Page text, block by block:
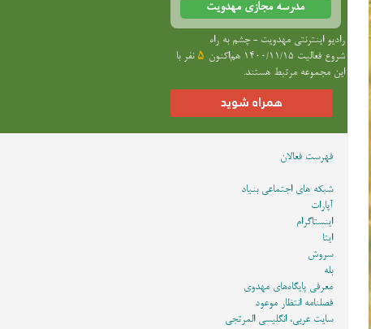
مدرسه مجازی مهدویت
رادیو اینترنتی مهدویت - چشم به راه
شروع فعالیت 1400/11/15 هم‌اکنون
5 نفر با
این مجموعه مرتبط هستند.
همراه شوید
فهرست فعالان
شبکه های اجتماعی بنیاد
آپارات
اینستاگرام
ایتا
سروش
بله
معرفی پایگاه‌های مهدوی
فصلنامه انتظار موعود
سایت عربی، انگلیسی المرتجی